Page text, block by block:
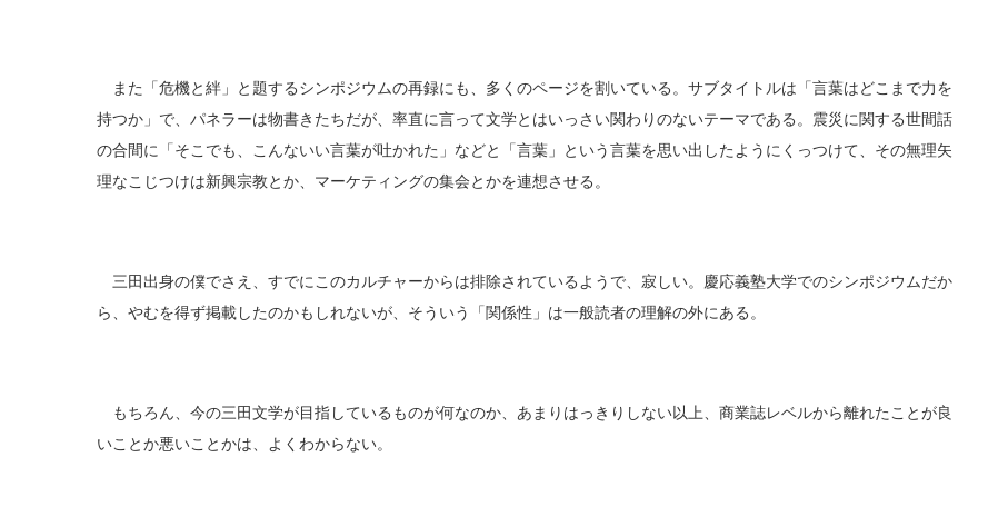
また「危機と絆」と題するシンポジウムの再録にも、多くのページを割いている。サブタイトルは「言葉はどこまで力を
持つか」で、パネラーは物書きたちだが、率直に言って文学とはいっさい関わりのないテーマである。震災に関する世間話
の合間に「そこでも、こんないい言葉が吐かれた」などと「言葉」という言葉を思い出したようにくっつけて、その無理矢
理なこじつけは新興宗教とか、マーケティングの集会とかを連想させる。
三田出身の僕でさえ、すでにこのカルチャーからは排除されているようで、寂しい。慶応義塾大学でのシンポジウムだか
ら、やむを得ず掲載したのかもしれないが、そういう「関係性」は一般読者の理解の外にある。
もちろん、今の三田文学が目指しているものが何なのか、あまりはっきりしない以上、商業誌レベルから離れたことが良
いことか悪いことかは、よくわからない。